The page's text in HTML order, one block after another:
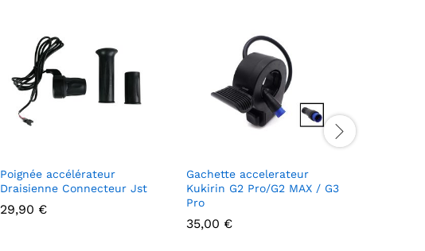
Poignée accélérateur
Draisienne Connecteur Jst
29,90 €
Gachette accelerateur
Kukirin G2 Pro/G2 MAX / G3
Pro
35,00 €